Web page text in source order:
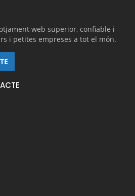
web superior, confiable i
i petites empreses a tot el món.